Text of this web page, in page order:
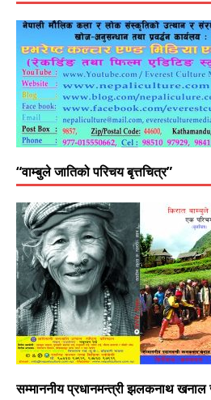
“वाम्बुले जातिको परिचय बृत्तचित्र”
सम्माननीय प्रधानमन्त्री झलकनाथ खनाल